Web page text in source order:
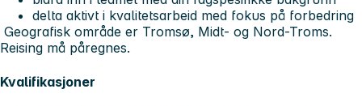
delta aktivt i kvalitetsarbeid med fokus på forbedring
Geografisk område er Tromsø, Midt- og Nord-Troms.
Reising må påregnes.
Kvalifikasjoner